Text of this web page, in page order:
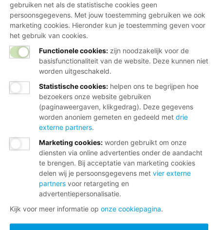
gebruiken net als de statistische cookies geen
persoonsgegevens. Met jouw toestemming gebruiken we ook
marketing cookies. Hieronder kun je toestemming geven voor
het gebruik van cookies.
Functionele cookies: zijn noodzakelijk voor de
basisfunctionaliteit van de website. Deze kunnen niet
worden uitgeschakeld.
Statistische cookies: helpen ons te begrijpen hoe
bezoekers onze website gebruiken
(paginaweergaven, klikgedrag). Deze gegevens
worden anoniem gemeten en gedeeld met drie
externe partners.
Marketing cookies: worden gebruikt om onze
diensten via online advertenties onder de aandacht
te brengen. Bij acceptatie van marketing cookies
delen wij je persoonsgegevens met vier externe
partners voor retargeting en
advertentiepersonalisatie.
Kijk voor meer informatie op onze cookiepagina.